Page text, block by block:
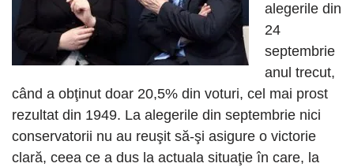
alegerile din
24
septembrie
anul trecut,
când a obţinut doar 20,5% din voturi, cel mai prost
rezultat din 1949. La alegerile din septembrie nici
conservatorii nu au reuşit să-şi asigure o victorie
clară, ceea ce a dus la actuala situaţie în care, la